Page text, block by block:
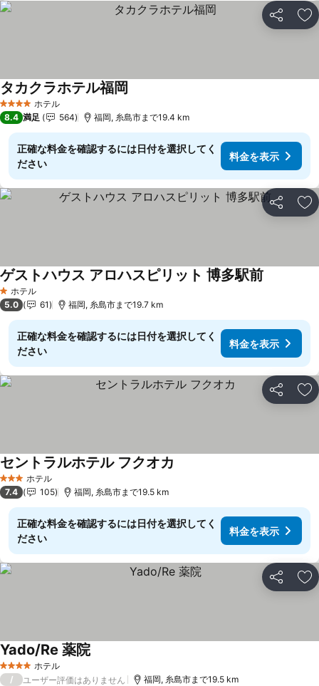
シェア お
4 ホテルのランク
ホテル
タカクラホテル福岡
8.4 満足 564 福岡, 糸島市まで19.4 km
正確な料金を確認するには日付を選択してく
ださい
料金を表示
シェア お
1 ホテルのランク
ホテル
ゲストハウス アロハスピリット 博多駅前
5.0 61 福岡, 糸島市まで19.7 km
正確な料金を確認するには日付を選択してく
ださい
料金を表示
シェア お
3 ホテルのランク
ホテル
セントラルホテル フクオカ
7.4 105 福岡, 糸島市まで19.5 km
正確な料金を確認するには日付を選択してく
ださい
料金を表示
シェア お
4 ホテルのランク
ホテル
Yado/Re 薬院料金を表示
/ ユーザー評価はありません 福岡, 糸島市まで19.5 km